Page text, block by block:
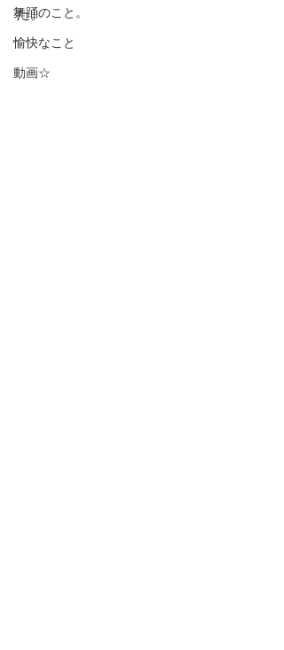
舞踊のこと。
愉快なこと
動画☆
た。